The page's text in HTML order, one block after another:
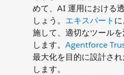
めて、AI 運用における
しょう。 エキスパート
施して、適切なツール
します。 Agentforce
最大化を目的に設計さ
します。